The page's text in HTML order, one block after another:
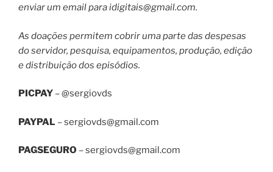
enviar um email paraidigitais@gmail.com.
As doações permitem cobrir uma parte das despesas
do servidor, pesquisa, equipamentos, produção, edição
e distribuição dos episódios.
PICPAY – @sergiovds
PAYPAL –sergiovds@gmail.com
PAGSEGURO –sergiovds@gmail.com